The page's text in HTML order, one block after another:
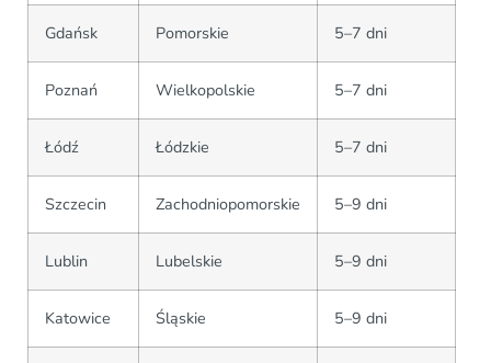
Gdańsk Pomorskie 5–7 dni
Poznań Wielkopolskie 5–7 dni
Łódź Łódzkie 5–7 dni
Szczecin Zachodniopomorskie 5–9 dni
Lublin Lubelskie 5–9 dni
Katowice Śląskie 5–9 dni